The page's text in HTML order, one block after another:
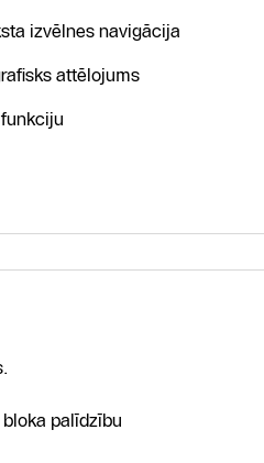
izvēlnes navigācija
attēlojums
palīdzību